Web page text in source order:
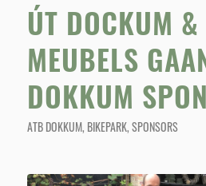
ÚT DOCKUM
MEUBELS
DOKKUM
ATB DOKKUM, BIKEPARK,SPONSORS